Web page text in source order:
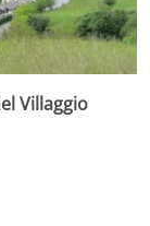
Villaggio